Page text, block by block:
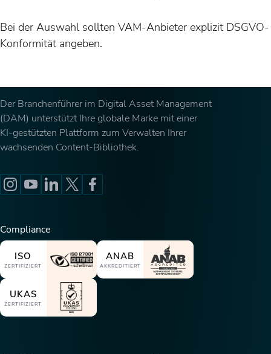
Bei der Auswahl sollten VAM-Anbieter explizit DSGVO-
Konformität angeben.
Der Branchenführer im Digital Asset Management
(DAM) unterstützt Ihre globale Marke mit einer
KI-gestützten Plattform zum Verwalten Ihrer
wachsenden Content-Bibliothek.
Compliance
ISO
ZERTIFIZIERT
ANAB
AKKREDITIERT
UKAS
ZERTIFIZIERT